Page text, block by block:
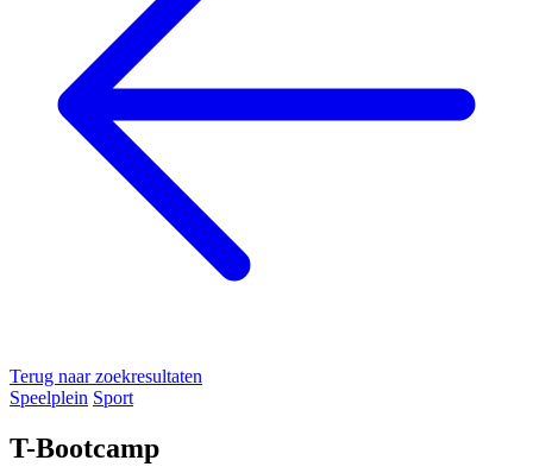
Terug naar zoekresultaten
Speelplein Sport
T-Bootcamp